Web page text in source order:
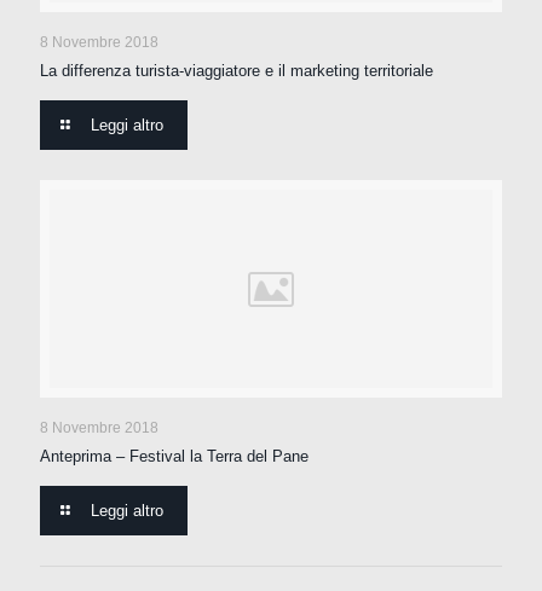
8 Novembre 2018
La differenza turista-viaggiatore e il marketing territoriale
Leggi altro
8 Novembre 2018
Anteprima – Festival la Terra del Pane
Leggi altro